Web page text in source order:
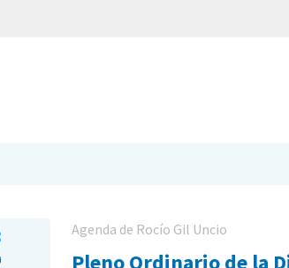
Agenda de Rocío Gil Uncio